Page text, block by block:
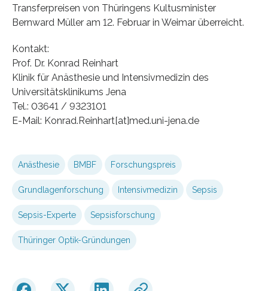
Transferpreisen von Thüringens Kultusminister
Bernward Müller am 12. Februar in Weimar überreicht.
Kontakt:
Prof. Dr. Konrad Reinhart
Klinik für Anästhesie und Intensivmedizin des
Universitätsklinikums Jena
Tel.: 03641 / 9323101
E-Mail: Konrad.Reinhart[at]med.uni-jena.de
Anästhesie BMBF Forschungspreis
Grundlagenforschung Intensivmedizin Sepsis
Sepsis-Experte Sepsisforschung
Thüringer Optik-Gründungen